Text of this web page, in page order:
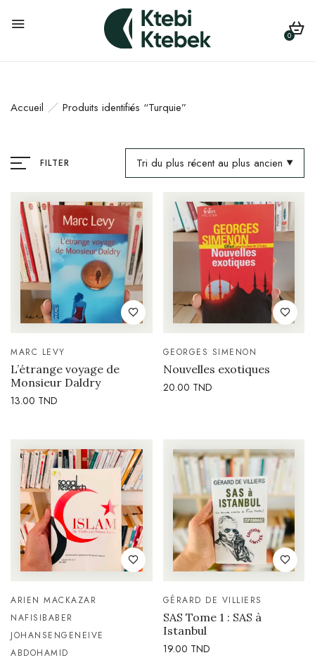
0
Accueil Produits identifiés “Turquie”
FILTER Tri du plus récent au plus ancien
MARC LEVY
L’étrange voyage de
Monsieur Daldry
13.00 TND
GEORGES SIMENON
Nouvelles exotiques
20.00 TND
ARIEN MACKAZAR
NAFISIBABER
JOHANSENGENEIVE
ABDOHAMID
GÉRARD DE VILLIERS
SAS Tome 1 : SAS à
Istanbul
19.00 TND